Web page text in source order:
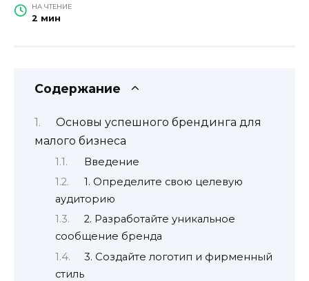
НА ЧТЕНИЕ
2 мин
Содержание
Основы успешного брендинга для
малого бизнеса
Введение
1. Определите свою целевую
аудиторию
2. Разработайте уникальное
сообщение бренда
3. Создайте логотип и фирменный
стиль